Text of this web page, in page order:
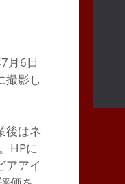
月6日
撮影し
後はネ
HPに
アアイ